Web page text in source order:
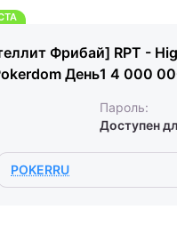
Фрибай] RPT -
День1 4 000
Пароль:
Доступен
POKERRU